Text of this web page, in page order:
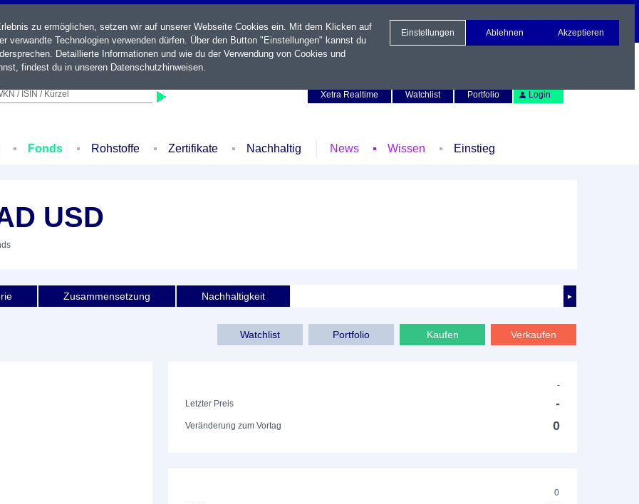
/ ISIN / Kürzel
Xetra Realtime
Watchlist Portfolio Login
Fonds Rohstoffe Zertifikate Nachhaltig News Wissen Einstieg
USD
►
Zusammensetzung Nachhaltigkeit
Verkaufen
Kaufen
Portfolio
Watchlist
-
Letzter Preis
-
Veränderung zum Vortag 0
0
zu ermöglichen, setzen wir auf unserer Webseite Cookies ein. Mit dem Klicken auf
Technologien verwenden dürfen. Über den Button "Einstellungen" kannst du
Detaillierte Informationen und wie du der Verwendung von Cookies und
findest du in unseren Datenschutzhinweisen.
Einstellungen Ablehnen Akzeptieren